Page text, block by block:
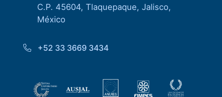
C.P. 45604, Tlaquepaque, Jalisco,
México
+52 33 3669 3434